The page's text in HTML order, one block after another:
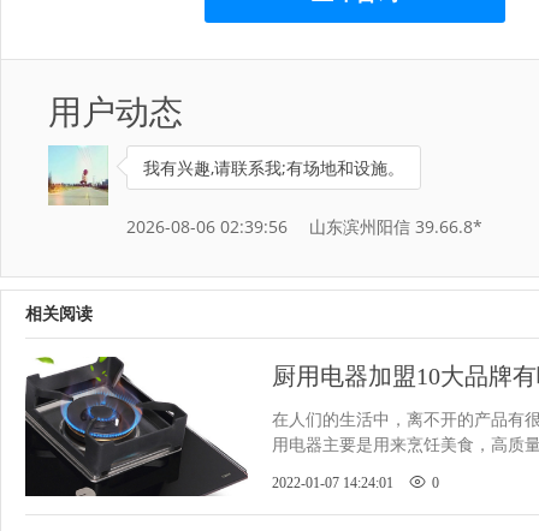
用户动态
我有兴趣,请联系我;有场地和设施。
2026-08-06 02:39:56 山东滨州阳信 39.66.8*
相关阅读
厨用电器加盟10大品牌
在人们的生活中，离不开的产品有
用电器主要是用来烹饪美食，高质
2022-01-07 14:24:01 0